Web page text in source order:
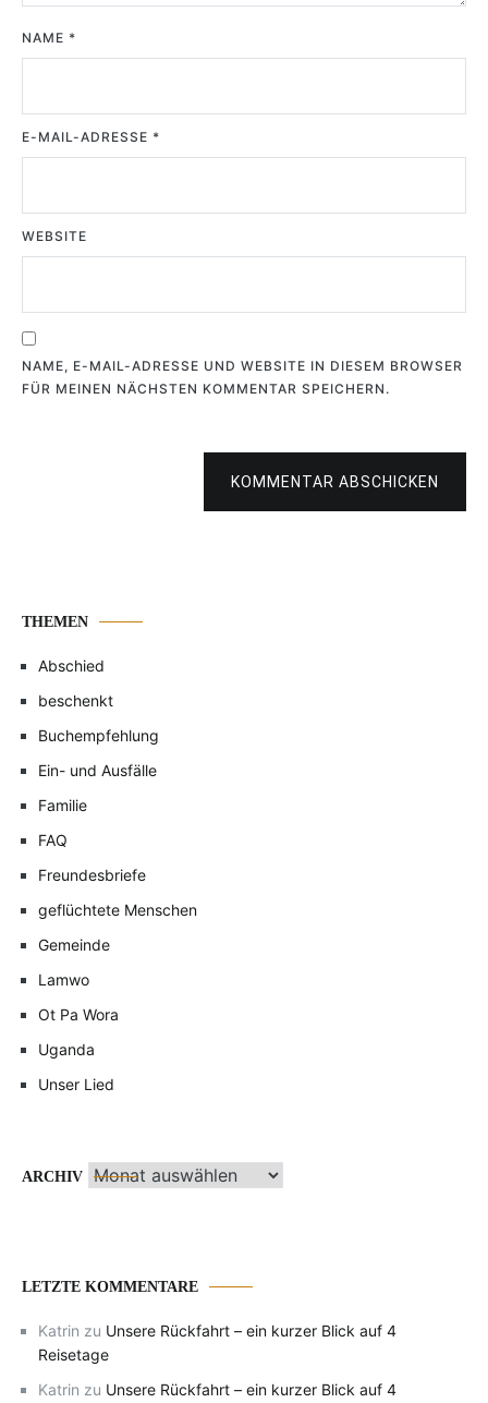
NAME *
E-MAIL-ADRESSE *
WEBSITE
NAME, E-MAIL-ADRESSE UND WEBSITE IN DIESEM BROWSER
FÜR MEINEN NÄCHSTEN KOMMENTAR SPEICHERN.
KOMMENTAR ABSCHICKEN
THEMEN
Abschied
beschenkt
Buchempfehlung
Ein- und Ausfälle
Familie
FAQ
Freundesbriefe
geflüchtete Menschen
Gemeinde
Lamwo
Ot Pa Wora
Uganda
Unser Lied
ARCHIV Archiv
LETZTE KOMMENTARE
Katrin zu Unsere Rückfahrt – ein kurzer Blick auf 4
Reisetage
Katrin zu Unsere Rückfahrt – ein kurzer Blick auf 4